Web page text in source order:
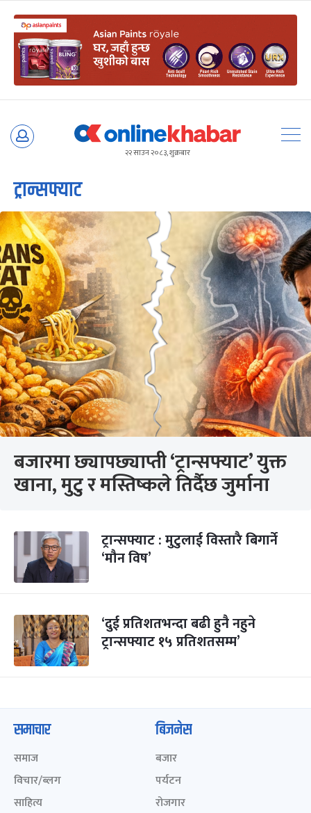
Skip
२२ साउन २०८३, शुक्रबार
ट्रान्सफ्याट
बजारमा छ्यापछ्याप्ती ‘ट्रान्सफ्याट’ युक्त
खाना, मुटु र मस्तिष्कले तिर्दैछ जुर्माना
ट्रान्सफ्याट : मुटुलाई विस्तारै बिगार्ने
‘मौन विष’
‘दुई प्रतिशतभन्दा बढी हुनै नहुने
ट्रान्सफ्याट १५ प्रतिशतसम्म’
समाचार
समाज
विचार/ब्लग
साहित्य
बिजनेस
बजार
पर्यटन
रोजगार